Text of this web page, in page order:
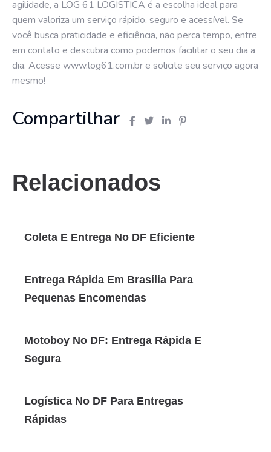
agilidade, a LOG 61 LOGÍSTICA é a escolha ideal para
quem valoriza um serviço rápido, seguro e acessível. Se
você busca praticidade e eficiência, não perca tempo, entre
em contato e descubra como podemos facilitar o seu dia a
dia. Acesse www.log61.com.bre solicite seu serviço agora
mesmo!
Compartilhar
Relacionados
Coleta E Entrega No DF Eficiente
Entrega Rápida Em Brasília Para
Pequenas Encomendas
Motoboy No DF: Entrega Rápida E
Segura
Logística No DF Para Entregas
Rápidas